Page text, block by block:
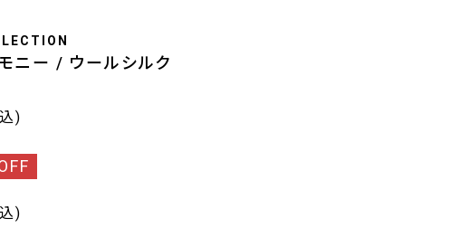
ニー / ウールシルク
)
)